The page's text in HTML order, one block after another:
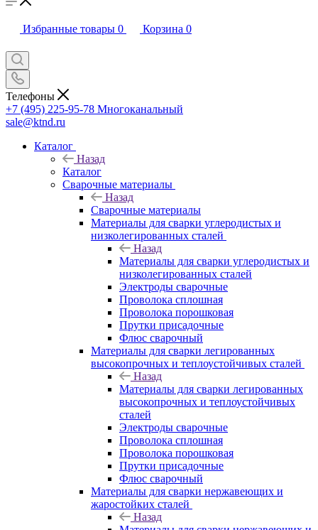
Избранные товары 0 Корзина 0
Телефоны
+7 (495) 225-95-78 Многоканальный
sale@ktnd.ru
Каталог
Назад
Каталог
Сварочные материалы
Назад
Сварочные материалы
Материалы для сварки углеродистых и
низколегированных сталей
Назад
Материалы для сварки углеродистых и
низколегированных сталей
Электроды сварочные
Проволока сплошная
Проволока порошковая
Прутки присадочные
Флюс сварочный
Материалы для сварки легированных
высокопрочных и теплоустойчивых сталей
Назад
Материалы для сварки легированных
высокопрочных и теплоустойчивых
сталей
Электроды сварочные
Проволока сплошная
Проволока порошковая
Прутки присадочные
Флюс сварочный
Материалы для сварки нержавеющих и
жаростойких сталей
Назад